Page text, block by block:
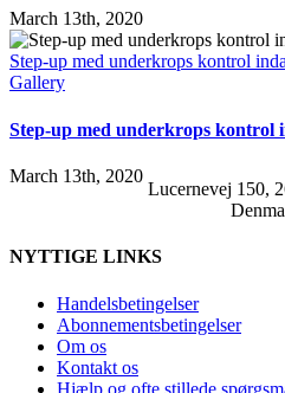
March 13th, 2020
Step-up med underkrops kontrol
Gallery
Step-up med underkrops kontrol
March 13th, 2020
Lucernevej 150,
NYTTIGE LINKS
Handelsbetingelser
Abonnementsbetingelser
Om os
Kontakt os
Hjælp og ofte stillede